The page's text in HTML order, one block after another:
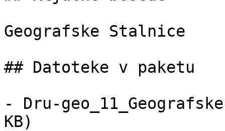
Geografske Stalnice
## Datoteke v paketu
- Dru-
KB)